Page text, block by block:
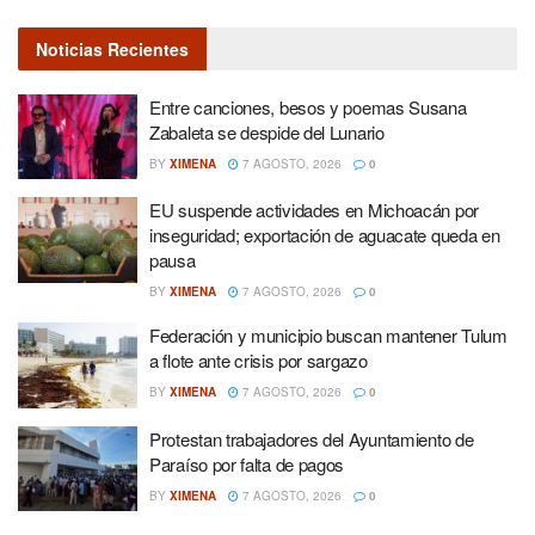
Noticias Recientes
Entre canciones, besos y poemas Susana
Zabaleta se despide del Lunario
BY XIMENA 7 AGOSTO, 2026 0
EU suspende actividades en Michoacán por
inseguridad; exportación de aguacate queda en
pausa
BY XIMENA 7 AGOSTO, 2026 0
Federación y municipio buscan mantener Tulum
a flote ante crisis por sargazo
BY XIMENA 7 AGOSTO, 2026 0
Protestan trabajadores del Ayuntamiento de
Paraíso por falta de pagos
BY XIMENA 7 AGOSTO, 2026 0